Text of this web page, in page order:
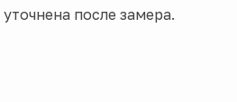
после замера.